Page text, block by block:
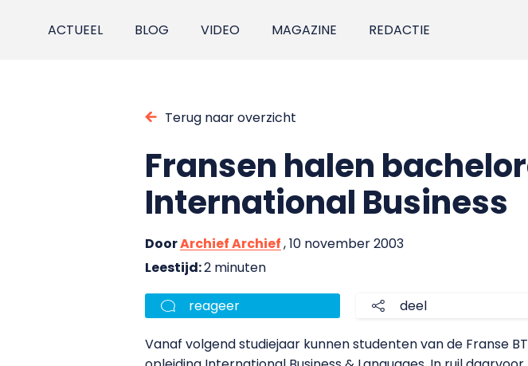
ACTUEEL BLOG VIDEO MAGAZINE REDACTIE
Terug naar overzicht
Fransen halen
International Business
DoorArchief Archief, 10 november 2003
Leestijd:2 minuten
reageer deel
Vanaf volgend studiejaar kunnen studenten van de Franse